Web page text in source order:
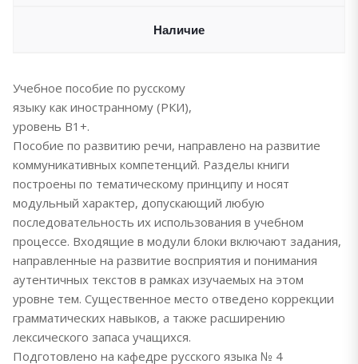
Наличие
Учебное пособие по русскому
языку как иностранному (РКИ),
уровень В1+.
Пособие по развитию речи, направлено на развитие
коммуникативных компетенций. Разделы книги
построены по тематическому принципу и носят
модульный характер, допускающий любую
последовательность их использования в учебном
процессе. Входящие в модули блоки включают задания,
направленные на развитие восприятия и понимания
аутентичных текстов в рамках изучаемых на этом
уровне тем. Существенное место отведено коррекции
грамматических навыков, а также расширению
лексического запаса учащихся.
Подготовлено на кафедре русского языка № 4